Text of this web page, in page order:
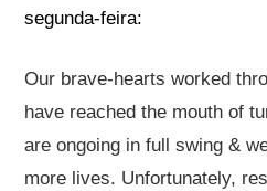
segunda-feira:
Our brave-hearts worked
have reached the mouth of
are ongoing in full swing &
more lives. Unfortunately,